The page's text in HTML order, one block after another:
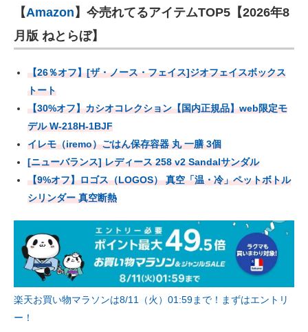
【Amazon 】今売れてるアイテムTOP5【2026年8
月版 ねとらぼ】
【26％オフ】[ザ・ノース・フェイス]ジオフェイスボックス
トート
【30%オフ】カシオコレクション【国内正規品】web限定モ
デル W-218H-1BJF
イレモ（iremo）ごはん保存容器 丸 一膳 3個
[ニューバランス] レディース 258 v2 Sandalサンダル
【9%オフ】ロゴス（LOGOS） 真空「温・冷」ペットボトル
シリンダー 真空断熱
楽天お買い物マラソンは8/11（火）01:59まで！まずはエントリ
ー！